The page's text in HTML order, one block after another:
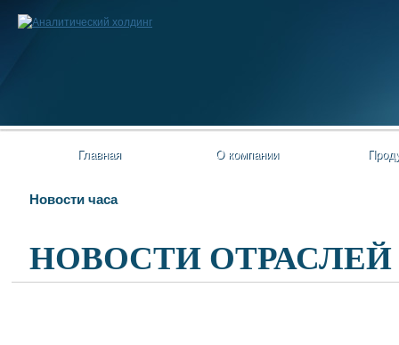
Главная О компании
Новости часа
НОВОСТИ ОТРАСЛЕЙ